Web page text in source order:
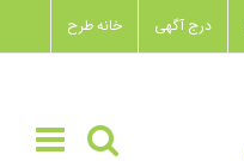
خانه طرح درج آگهی